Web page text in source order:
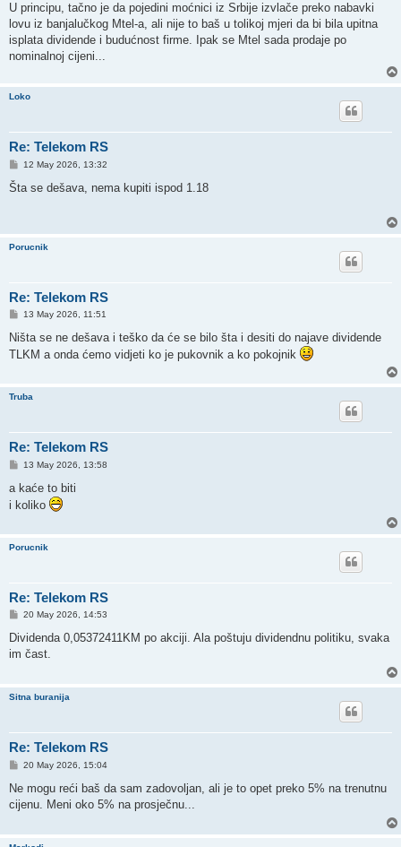
U principu, tačno je da pojedini moćnici iz Srbije izvlače preko nabavki
lovu iz banjalučkog Mtel-a, ali nije to baš u tolikoj mjeri da bi bila upitna
isplata dividende i budućnost firme. Ipak se Mtel sada prodaje po
nominalnoj cijeni...
Loko
Re: Telekom RS
P
s
12 May 2026, 13:32
Šta se dešava, nema kupiti ispod 1.18
Porucnik
Re: Telekom RS
P
s
13 May 2026, 11:51
Ništa se ne dešava i teško da će se bilo šta i desiti do najave dividende
TLKM a onda ćemo vidjeti ko je pukovnik a ko pokojnik
Truba
Re: Telekom RS
P
s
13 May 2026, 13:58
a kaće to biti
i koliko
Porucnik
Re: Telekom RS
P
s
20 May 2026, 14:53
Dividenda 0,05372411KM po akciji. Ala poštuju dividendnu politiku, svaka
im čast.
Sitna buranija
Re: Telekom RS
P
s
20 May 2026, 15:04
Ne mogu reći baš da sam zadovoljan, ali je to opet preko 5% na trenutnu
cijenu. Meni oko 5% na prosječnu...